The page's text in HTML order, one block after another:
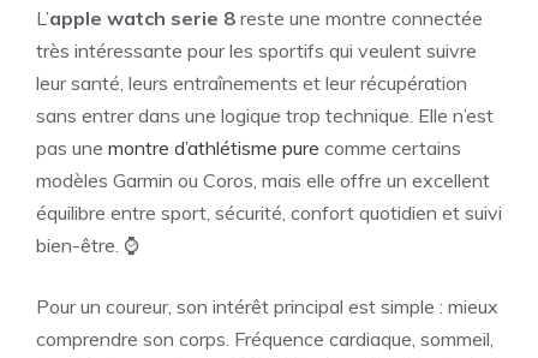
L’apple watch serie 8 reste une montre connectée
très intéressante pour les sportifs qui veulent suivre
leur santé, leurs entraînements et leur récupération
sans entrer dans une logique trop technique. Elle n’est
pas une montre d’athlétisme pure comme certains
modèles Garmin ou Coros, mais elle offre un excellent
équilibre entre sport, sécurité, confort quotidien et suivi
bien-être. ⌚
Pour un coureur, son intérêt principal est simple : mieux
comprendre son corps. Fréquence cardiaque, sommeil,